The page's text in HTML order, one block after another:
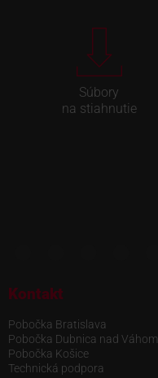
Súbory
na stiahnutie
Kontakt
Pobočka Bratislava
Pobočka Dubnica nad Váhom
Pobočka Košice
Technická podpora